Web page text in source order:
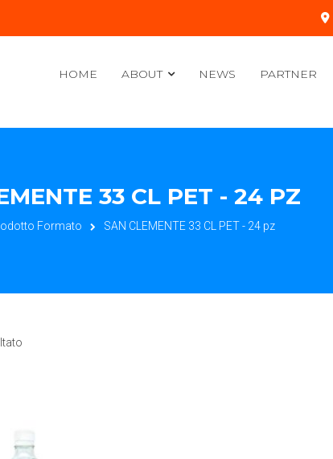
HOME ABOUT NEWS PARTNER
33 CL PET - 24 PZ
Formato SAN CLEMENTE 33 CL PET - 24 pz